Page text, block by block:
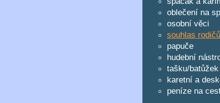
oblečení na
osobní věci
souhlas rodičů
papuče
hudební
tašku/
karetní a
peníze na